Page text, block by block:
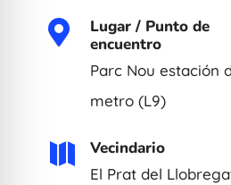

Lugar / Punto de
encuentro
Parc Nou estación
metro (L9)
 Vecindario
El Prat del